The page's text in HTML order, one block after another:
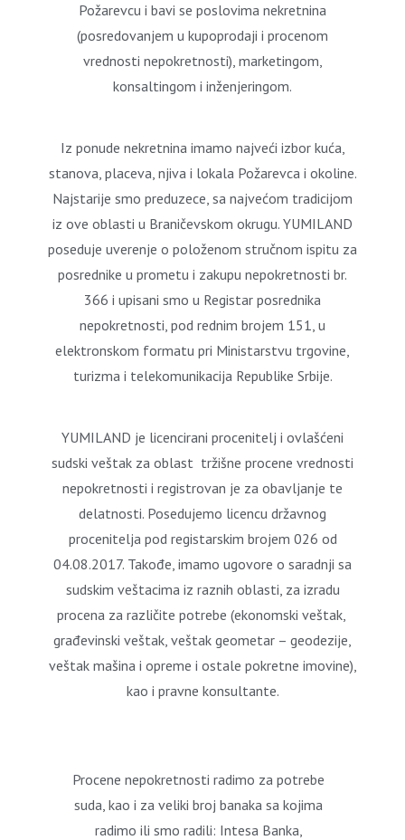
Požarevcu i bavi se poslovima nekretnina
(posredovanjem u kupoprodaji i procenom
vrednosti nepokretnosti), marketingom,
konsaltingom i inženjeringom.
Iz ponude nekretnina imamo najveći izbor kuća,
stanova, placeva, njiva i lokala Požarevca i okoline.
Najstarije smo preduzece, sa najvećom tradicijom
iz ove oblasti u Braničevskom okrugu. YUMILAND
poseduje uverenje o položenom stručnom ispitu za
posrednike u prometu i zakupu nepokretnosti br.
366 i upisani smo u Registar posrednika
nepokretnosti, pod rednim brojem 151, u
elektronskom formatu pri Ministarstvu trgovine,
turizma i telekomunikacija Republike Srbije.
YUMILAND je licencirani procenitelj i ovlašćeni
sudski veštak za oblast tržišne procene vrednosti
nepokretnosti i registrovan je za obavljanje te
delatnosti. Posedujemo licencu državnog
procenitelja pod registarskim brojem 026 od
04.08.2017. Takođe, imamo ugovore o saradnji sa
sudskim veštacima iz raznih oblasti, za izradu
procena za različite potrebe (ekonomski veštak,
građevinski veštak, veštak geometar – geodezije,
veštak mašina i opreme i ostale pokretne imovine),
kao i pravne konsultante.
Procene nepokretnosti radimo za potrebe
suda, kao i za veliki broj banaka sa kojima
radimo ili smo radili: Intesa Banka,